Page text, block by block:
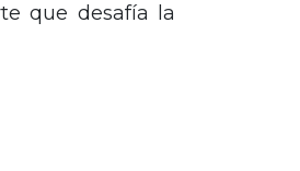
que desafía la